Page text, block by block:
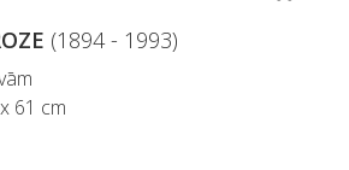
(1894 - 1993)
61 cm